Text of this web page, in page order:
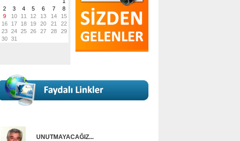
UNUTMAYACAĞIZ...